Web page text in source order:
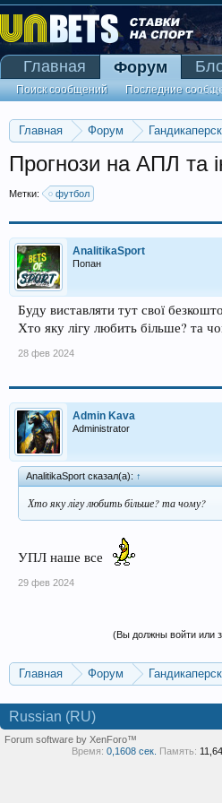
Главная Форум
Прогнози на АПЛ та
Метки: футбол
AnalitikaSport
Попан
Буду виставляти тут свої
Хто яку лігу любить більше? та
28 фев 2024
Admin Kava
Administrator
AnalitikaSport сказал(а): ↑
Хто яку лігу любить більше? та чому?
УПЛ наше все
29 фев 2024
(Вы должны войти или
Главная Форум
Главная Форум
Поиск сообщений Последние
Russian (RU)
Forum software by XenForo™
Время: 0,1608 сек. Память: